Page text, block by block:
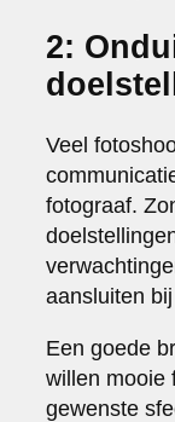
2:
Veel
fotograaf.
aansluiten
Een goede
willen mooie
gewenste